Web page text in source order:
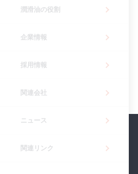
潤滑油の役割
企業情報
採用情報
関連会社
ニュース
関連リンク